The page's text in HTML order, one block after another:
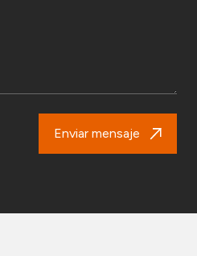
Enviar mensaje